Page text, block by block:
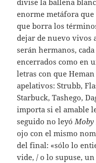
divise la ballena
enorme metáfora
que borra los
dejar de nuevo vivos
serán hermanos,
encerrados como en
letras con que
apelativos: Strubb,
Starbuck, Tashego,
importa si el amable
seguido no leyó
ojo con el mismo
del final: «sólo lo
vide, / o lo supuse,